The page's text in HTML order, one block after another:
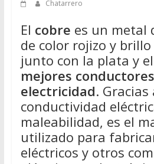
Chatarrero
El cobre es un metal
de color rojizo y
junto con la plata y
mejores
electricidad.
conductividad
maleabilidad, es el
utilizado para
eléctricos y otros